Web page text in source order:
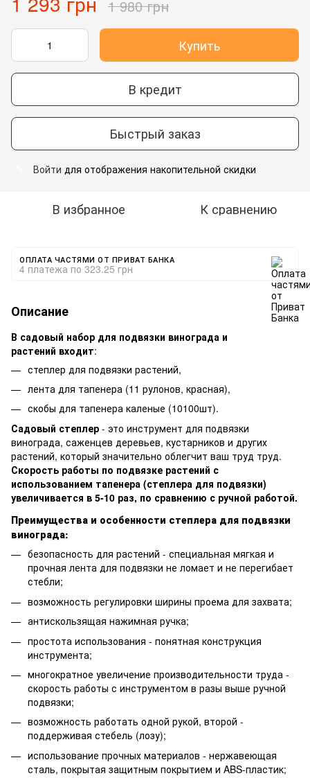
1 980 грн
Купить
В кредит
Быстрый заказ
Войти для отображения накопительной скидки
В избранное К сравнению
ОПЛАТА ЧАСТЯМИ ОТ ПРИВАТ БАНКА
4 платежа по 323.25 грн
Описание
В садовый набор для подвязки винограда и
растений входит:
степлер для подвязки растений,
лента для тапенера (11 рулонов, красная),
скобы для тапенера каленые (10100шт).
Садовый степлер - это инструмент для подвязки
винограда, саженцев деревьев, кустарников и других
растений, который значительно облегчит ваш труд труд.
Скорость работы по подвязке растений с
использованием тапенера (степлера для подвязки)
увеличивается в 5-10 раз, по сравнению с ручной работой.
Преимущества и особенности степлера для подвязки
винограда:
безопасность для растений - специальная мягкая и
прочная лента для подвязки не ломает и не перегибает
стебли;
возможность регулировки ширины проема для захвата;
антискользящая нажимная ручка;
простота использования - понятная конструкция
инструмента;
многократное увеличение производительности труда -
скорость работы с инструментом в разы выше ручной
подвязки;
возможность работать одной рукой, второй -
поддерживая стебель (лозу);
использование прочных материалов - нержавеющая
сталь, покрытая защитным покрытием и ABS-пластик;